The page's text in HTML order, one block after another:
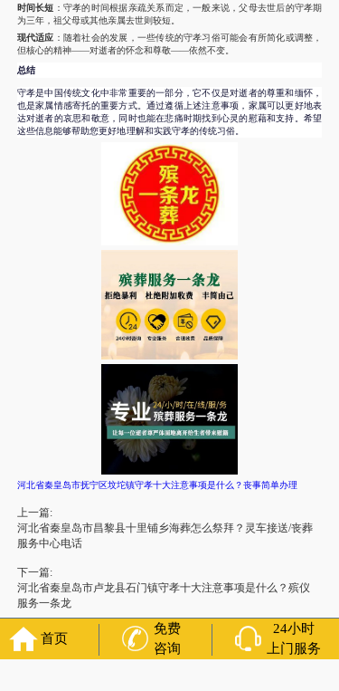
时间长短 ：守孝的时间根据亲疏关系而定，一般来说，父母去世后的守孝期
为三年，祖父母或其他亲属去世则较短。
现代适应 ：随着社会的发展，一些传统的守孝习俗可能会有所简化或调整，
但核心的精神——对逝者的怀念和尊敬——依然不变。
总结
守孝是中国传统文化中非常重要的一部分，它不仅是对逝者的尊重和缅怀，
也是家属情感寄托的重要方式。通过遵循上述注意事项，家属可以更好地表
达对逝者的哀思和敬意，同时也能在悲痛时期找到心灵的慰藉和支持。希望
这些信息能够帮助您更好地理解和实践守孝的传统习俗。
河北省秦皇岛市抚宁区坟坨镇守孝十大注意事项是什么？丧事简单办理
上一篇:
河北省秦皇岛市昌黎县十里铺乡海葬怎么祭拜？灵车接送/丧葬
服务中心电话
下一篇:
河北省秦皇岛市卢龙县石门镇守孝十大注意事项是什么？殡仪
服务一条龙
首页
免费
咨询
24小时
上门服务